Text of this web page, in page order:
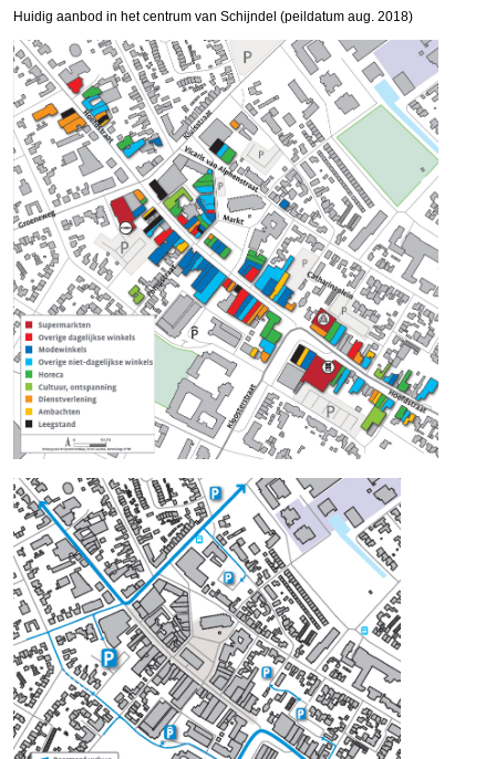
Huidig aanbod in het centrum van Schijndel (peildatum aug. 2018)